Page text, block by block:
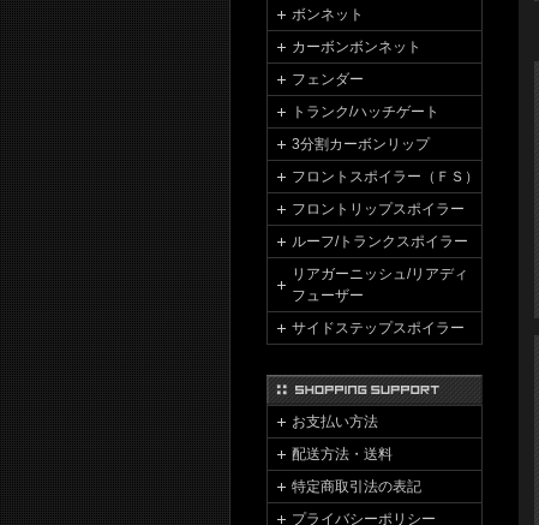
ボンネット
カーボンボンネット
フェンダー
トランク/ハッチゲート
3分割カーボンリップ
フロントスポイラー（ＦＳ）
フロントリップスポイラー
ルーフ/トランクスポイラー
リアガーニッシュ/リアディ
フューザー
サイドステップスポイラー
お支払い方法
配送方法・送料
特定商取引法の表記
プライバシーポリシー